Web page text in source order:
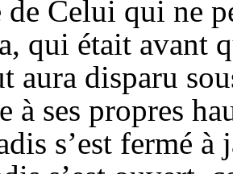
de Celui qui ne
qui était avant
aura disparu
à ses propres
s’est fermé